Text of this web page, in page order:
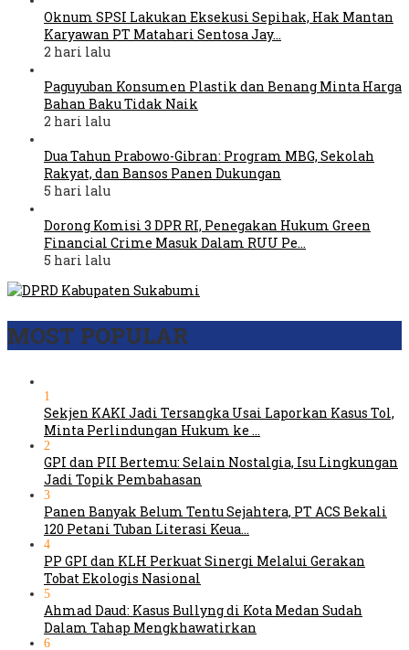
Oknum SPSI Lakukan Eksekusi Sepihak, Hak Mantan
Karyawan PT Matahari Sentosa Jay…
2 hari lalu
Paguyuban Konsumen Plastik dan Benang Minta Harga
Bahan Baku Tidak Naik
2 hari lalu
Dua Tahun Prabowo-Gibran: Program MBG, Sekolah
Rakyat, dan Bansos Panen Dukungan
5 hari lalu
Dorong Komisi 3 DPR RI, Penegakan Hukum Green
Financial Crime Masuk Dalam RUU Pe…
5 hari lalu
MOST POPULAR
1
Sekjen KAKI Jadi Tersangka Usai Laporkan Kasus Tol,
Minta Perlindungan Hukum ke …
2
GPI dan PII Bertemu: Selain Nostalgia, Isu Lingkungan
Jadi Topik Pembahasan
3
Panen Banyak Belum Tentu Sejahtera, PT ACS Bekali
120 Petani Tuban Literasi Keua…
4
PP GPI dan KLH Perkuat Sinergi Melalui Gerakan
Tobat Ekologis Nasional
5
Ahmad Daud: Kasus Bullyng di Kota Medan Sudah
Dalam Tahap Mengkhawatirkan
6